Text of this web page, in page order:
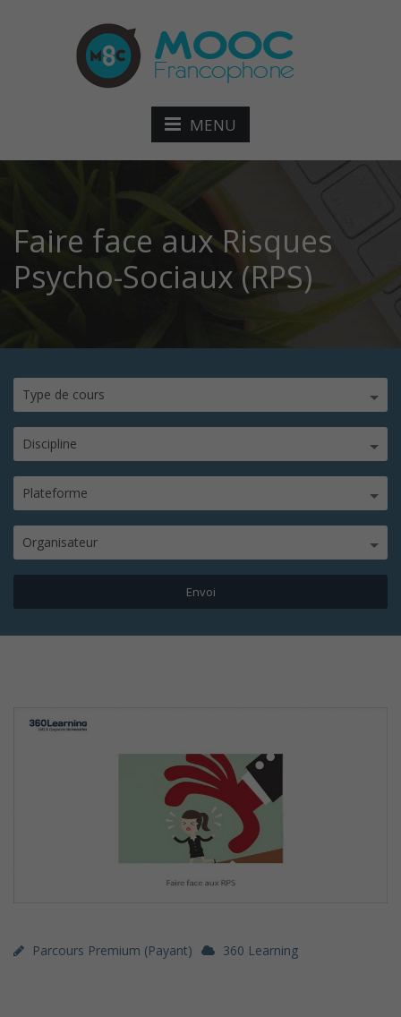
MENU
Faire face aux Risques
Psycho-Sociaux (RPS)
Type de cours
Discipline
Plateforme
Organisateur
Parcours Premium (payant) 360 Learning